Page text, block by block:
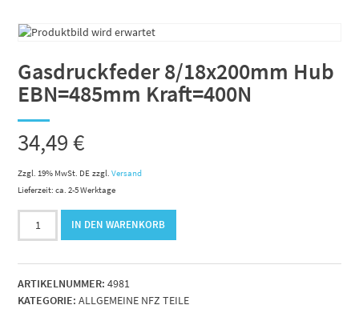
Gasdruckfeder 8/18x200mm Hub
EBN=485mm Kraft=400N
34,49€
Zzgl. 19% MwSt. DE zzgl.Versand
Lieferzeit: ca. 2-5 Werktage
Gasdruckfeder
8/18x200mm
EBN=485mm
Kraft=400N
Menge
IN DEN WARENKORB
ARTIKELNUMMER: 4981
KATEGORIE: ALLGEMEINE NFZ TEILE